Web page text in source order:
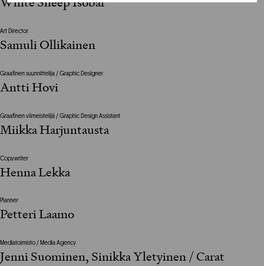
Art Director
Samuli Ollikainen
Graafinen suunnittelija / Graphic Designer
Antti Hovi
Graafinen viimeistelijä / Graphic Design Assistant
Miikka Harjuntausta
Copywriter
Henna Lekka
Planner
Petteri Laamo
Mediatoimisto / Media Agency
Jenni Suominen, Sinikka Yletyinen / Carat